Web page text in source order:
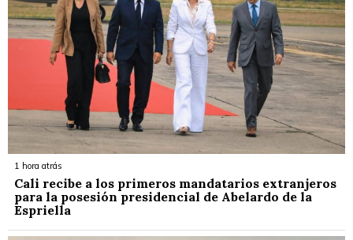
1 hora atrás
Cali recibe a los primeros mandatarios extranjeros
para la posesión presidencial de Abelardo de la
Espriella